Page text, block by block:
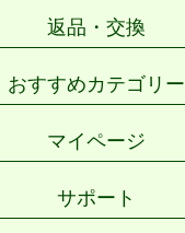
返品・交換
おすすめカテゴリー
マイページ
サポート